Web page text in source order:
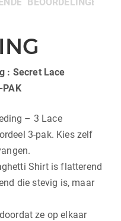
: Secret Lace
PAK
– 3 Lace
3-pak. Kies zelf
Shirt is flatterend
die stevig is, maar
ze op elkaar